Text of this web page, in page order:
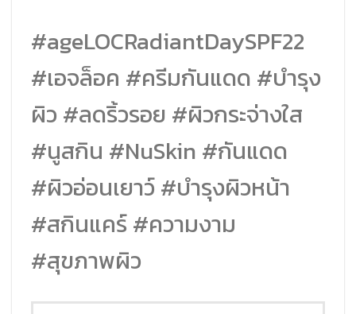
#ageLOCRadiantDaySPF22
#เอจล็อค #ครีมกันแดด #บำรุง
ผิว #ลดริ้วรอย #ผิวกระจ่างใส
#นูสกิน #NuSkin #กันแดด
#ผิวอ่อนเยาว์ #บำรุงผิวหน้า
#สกินแคร์ #ความงาม
#สุขภาพผิว